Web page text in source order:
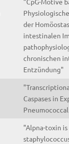
der
intestinalen
chronischen
Entzündung"
Caspases in
"Alpna-toxin